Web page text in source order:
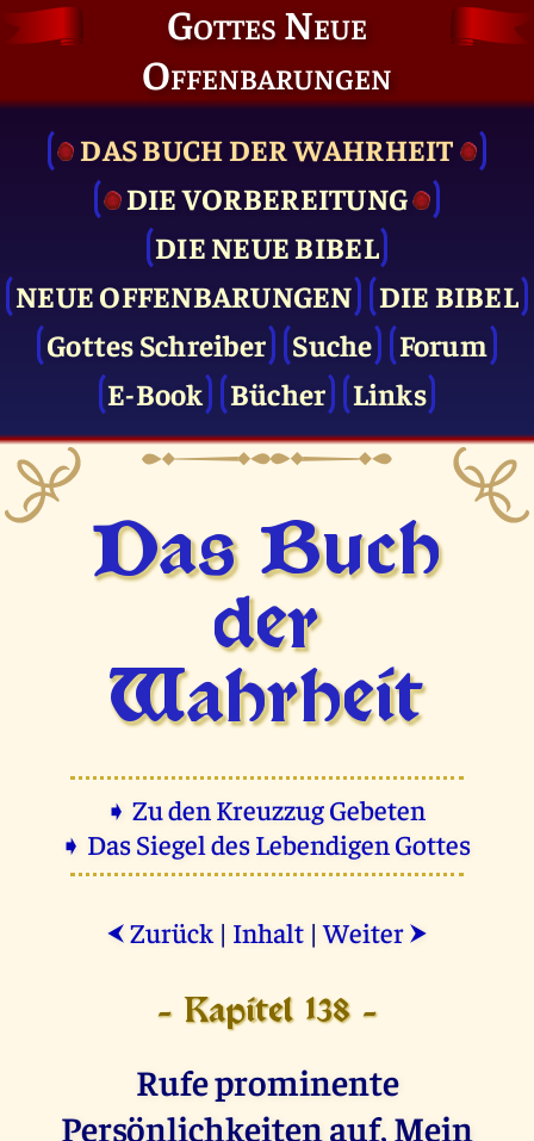
Gottes Neue
Offenbarungen
DAS BUCH DER WAHRHEIT
DIE VOR­BEREITUNG
DIE NEUE BIBEL
NEUE OFFENBARUNGEN
DIE BIBEL
Gottes Schreiber
Suche
Forum
E-Book
Bücher Links
Das Buch
der
Wahrheit
➧ Zu den Kreuzzug Gebeten
➧ Das Siegel des Lebendigen Gottes
⮜ Zurück | Inhalt |Weiter ⮞
- Kapitel 138 -
Rufe prominente
Persönlichkeiten auf, Mein